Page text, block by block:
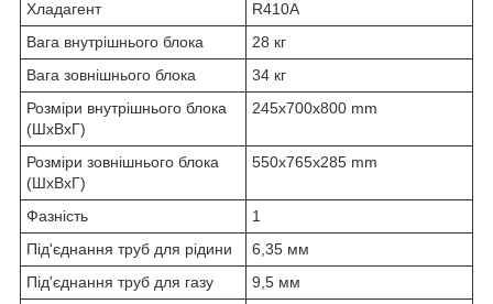
Хладагент
R410A
Вага внутрішнього блока
28 кг
Вага зовнішнього блока
34 кг
Розміри внутрішнього блока
(ШхВхГ)
245x700x800 mm
Розміри зовнішнього блока
(ШxВxГ)
550x765x285 mm
Фазність
1
Під'єднання труб для рідини
6,35 мм
Під'єднання труб для газу
9,5 мм